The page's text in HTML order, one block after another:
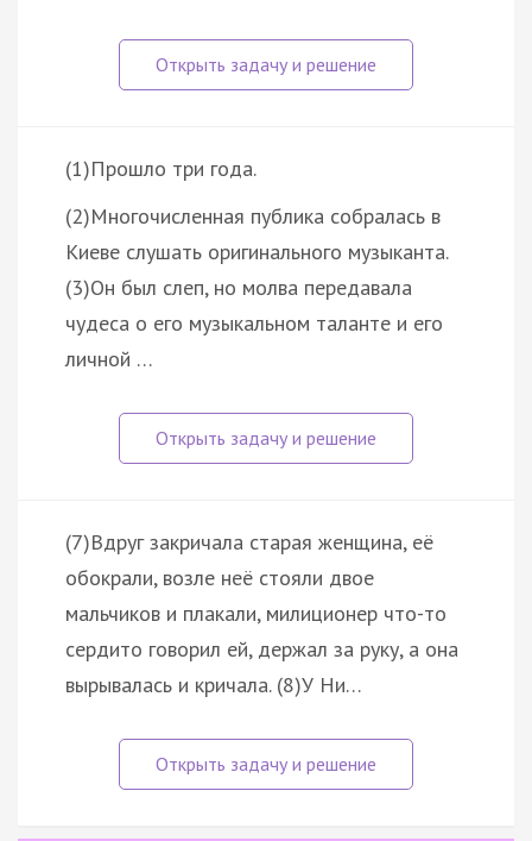
(1)Прошло три года.
(2)Многочисленная публика собралась в
Киеве слушать оригинального музыканта.
(3)Он был слеп, но молва передавала
чудеса о его музыкальном таланте и его
личной …
(7)Вдруг закричала старая женщина, её
обокрали, возле неё стояли двое
мальчиков и плакали, милиционер что-то
сердито говорил ей, держал за руку, а она
вырывалась и кричала. (8)У Ни…